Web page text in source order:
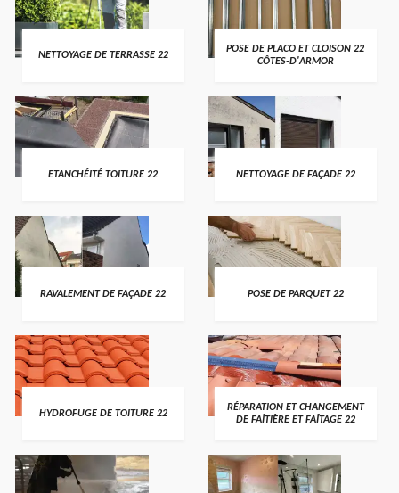
NETTOYAGE DE TERRASSE 22
POSE DE PLACO ET CLOISON 22
CÔTES-D'ARMOR
ETANCHÉITÉ TOITURE 22 NETTOYAGE DE FAÇADE 22
RAVALEMENT DE FAÇADE 22 POSE DE PARQUET 22
HYDROFUGE DE TOITURE 22
RÉPARATION ET CHANGEMENT
DE FAÎTIÈRE ET FAÎTAGE 22